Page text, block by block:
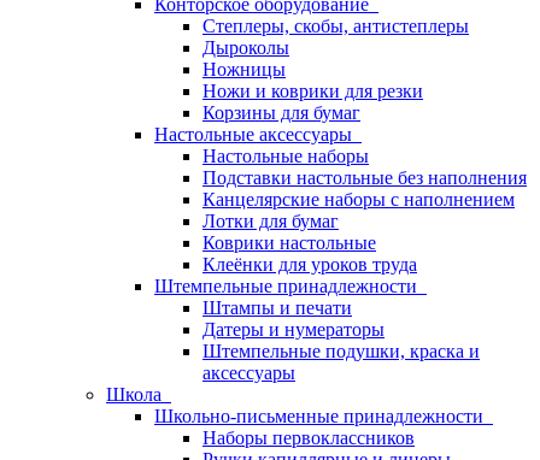
Конторское оборудование
Степлеры, скобы, антистеплеры
Дыроколы
Ножницы
Ножи и коврики для резки
Корзины для бумаг
Настольные аксессуары
Настольные наборы
Подставки настольные без наполнения
Канцелярские наборы с наполнением
Лотки для бумаг
Коврики настольные
Клеёнки для уроков труда
Штемпельные принадлежности
Штампы и печати
Датеры и нумераторы
Штемпельные подушки, краска и
аксессуары
Школа
Школьно-письменные принадлежности
Наборы первоклассников